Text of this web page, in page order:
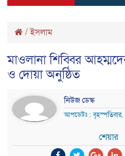
/ইসলাম
মাওলানা শিব্বির
ও দোয়া অনুষ্ঠিত
নিউজ ডেস্ক
আপডেটঃ : বৃহস্পতিবার,
শেয়ার